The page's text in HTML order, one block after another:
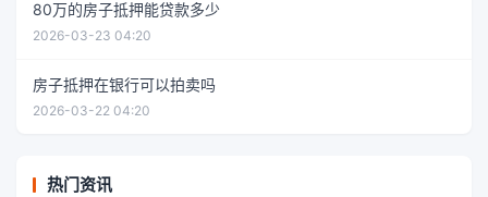
80万的房子抵押能贷款多少
2026-03-23 04:20
房子抵押在银行可以拍卖吗
2026-03-22 04:20
热门资讯